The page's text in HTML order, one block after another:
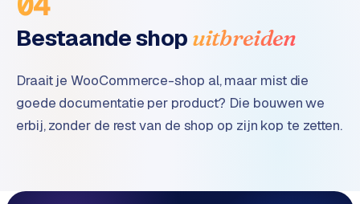
Bestaande shop uitbreiden
Draait je WooCommerce-shop al, maar mist die
goede documentatie per product? Die bouwen we
erbij, zonder de rest van de shop op zijn kop te zetten.